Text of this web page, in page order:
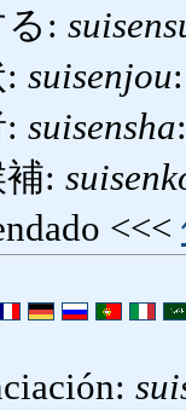
:
suisenjou
suisensha
:
<<<